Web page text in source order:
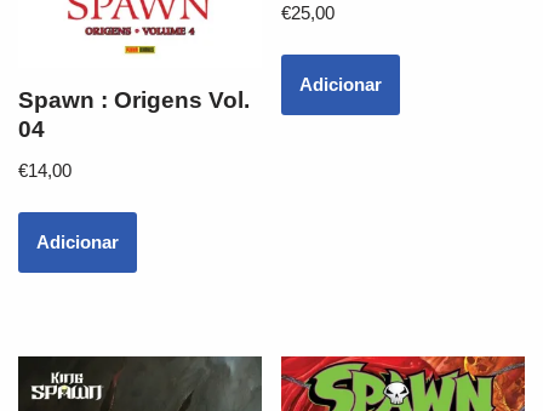
Spawn : Origens Vol.
04
€14,00
Adicionar
€25,00
Adicionar